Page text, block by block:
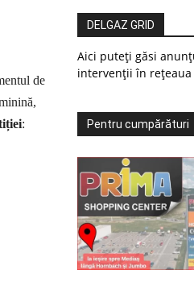
de
:
DELGAZ GRID
Aici puteți găsi
intervenții în rețeaua
Pentru cumpărături